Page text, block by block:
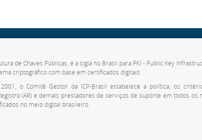
de Chaves Públicas, é a sigla no Brasil para PKI - Public Key
criptográfico com base em certificados digitais.
o Comitê Gestor da ICP-Brasil estabelece a política, os
(AR) e demais prestadores de serviços de suporte em todos
no meio digital brasileiro.